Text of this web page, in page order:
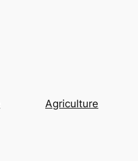
Agriculture